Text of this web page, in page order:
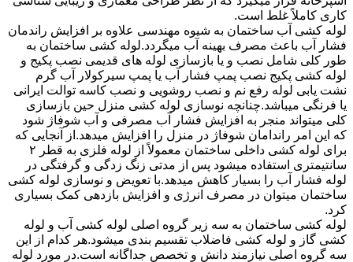
کاری کاملاً غلط است.
لوله کشی آب ساختمان به شیوه مهندسی علاوه بر افزایش راندمان
فشار آب باعث مصرف بهینه آب میگردد.لوله کشی ساختمان به
طور کلی شامل نصب و یا بازسازی لوله های قدیمی نصب پکیج و
لوله کشی پکیج نصب پمپ فشار آب یا پمپ سیرکولار آب گرم
نشت یابی لوله رفع نم و نصب روشویی و نصب کاسه توالت ایرانی
یا فرنگی میباشد.چنانچه نوسازی لوله کشی منزل حین بازسازی
کلی میتواند منجر به افزایش فشار آب مصرفی و آب شوفاژ شود
که این امر راندامان شوفاژ در منزل را افزایش میدهد.از آنجایی که
برای لوله کشی داخلی ساختمان معمولاً از لوله فلزی به قطر ۲
سانتیمتری استفاده میشود پس از مدتی زنگ زدگی و گرفتگی در
لوله فشار آب را بسیار کاهش میدهد.با تعویض و نوسازی لوله کشی
ساختمان میتوان در مصرف انرژی و افزایش بازدهی کمک بسیاری
کرد.
لوله کشی ساختمان به سه زیر گروه اصلی لوله کشی آب و لوله
کشی گاز و لوله کشی فاضلاب تقسیم بندی میشود.هر کدام از این
سه گروه اصلی نیازمند دانش و تخصص جداگانه است.در مورد لوله